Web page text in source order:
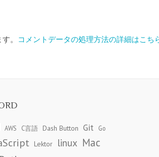
。 コメントデータの処理方法の詳細はこち
AWS C言語 Dash Button Git Go
Lektor linux Mac